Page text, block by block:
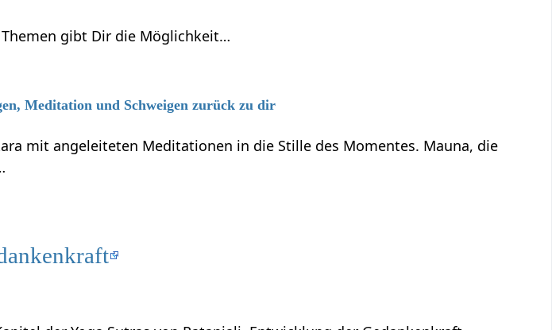
gibt Dir die Möglichkeit…
Meditation und Schweigen zurück zu dir
mit angeleiteten Meditationen in die Stille des Momentes. Mauna, die